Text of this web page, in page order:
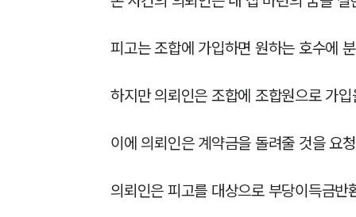
피고는 조합에 가입하면 원하는 호수에
하지만 의뢰인은 조합에 조합원으로 가
이에 의뢰인은 계약금을 돌려줄 것을 요
의뢰인은 피고를 대상으로 부당이득금